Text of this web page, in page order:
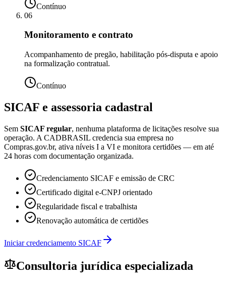
Contínuo
06
Monitoramento e contrato
Acompanhamento de pregão, habilitação pós-disputa e apoio
na formalização contratual.
Contínuo
SICAF e assessoria cadastral
Sem SICAF regular, nenhuma plataforma de licitações resolve sua
operação. A CADBRASIL credencia sua empresa no
Compras.gov.br, ativa níveis I a VI e monitora certidões — em até
24 horas com documentação organizada.
Credenciamento SICAF e emissão de CRC
Certificado digital e-CNPJ orientado
Regularidade fiscal e trabalhista
Renovação automática de certidões
Iniciar credenciamento SICAF
Consultoria jurídica especializada